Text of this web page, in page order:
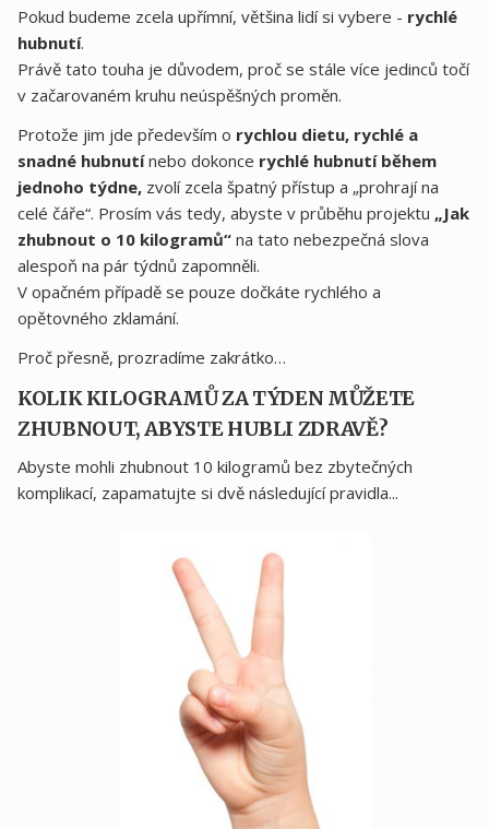
Pokud budeme zcela upřímní, většina lidí si vybere - rychlé
hubnutí.
Právě tato touha je důvodem, proč se stále více jedinců točí
v začarovaném kruhu neúspěšných proměn.
Protože jim jde především o rychlou dietu, rychlé a
snadné hubnutínebo dokonce rychlé hubnutí během
jednoho týdne, zvolí zcela špatný přístup a „prohrají na
celé čáře“. Prosím vás tedy, abyste v průběhu projektu „Jak
zhubnout o 10 kilogramů“ na tato nebezpečná slova
alespoň na pár týdnů zapomněli.
V opačném případě se pouze dočkáte rychlého a
opětovného zklamání.
Proč přesně, prozradíme zakrátko…
KOLIK KILOGRAMŮ ZA TÝDEN MŮŽETE
ZHUBNOUT, ABYSTE HUBLI ZDRAVĚ?
Abyste mohli zhubnout 10 kilogramů bez zbytečných
komplikací, zapamatujte si dvě následující pravidla...